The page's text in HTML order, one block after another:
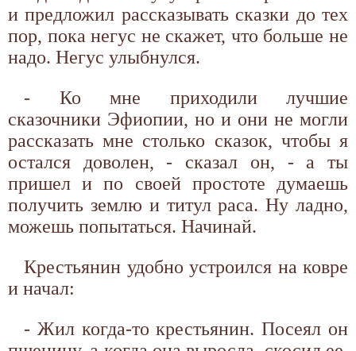
и предложил рассказывать сказки до тех
пор, пока негус не скажет, что больше не
надо. Негус улыбнулся.
- Ко мне приходили лучшие
сказочники Эфиопии, но и они не могли
рассказать мне столько сказок, чтобы я
остался доволен, - сказал он, - а ты
пришел и по своей простоте думаешь
получить землю и титул раса. Ну ладно,
можешь попытаться. Начинай.
Крестьянин удобно устроился на ковре
и начал:
- Жил когда-то крестьянин. Посеял он